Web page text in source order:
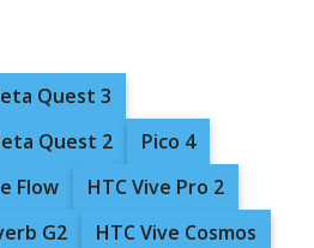
Quest 3
Quest 2
Pico 4
Flow
HTC Vive Pro 2
G2 HTC Vive Cosmos